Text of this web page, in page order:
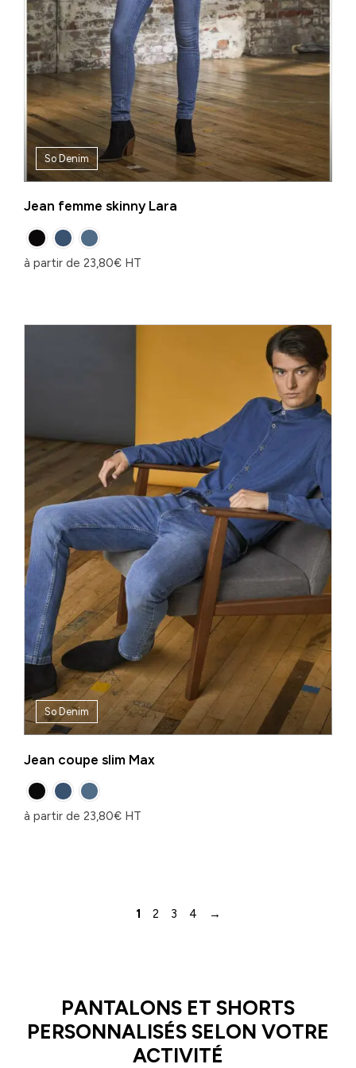
So Denim
Jean femme skinny Lara
à partir de 23,80€ HT
So Denim
Jean coupe slim Max
à partir de 23,80€ HT
1 2 3 4 →
PANTALONS ET SHORTS
PERSONNALISÉS SELON VOTRE
ACTIVITÉ